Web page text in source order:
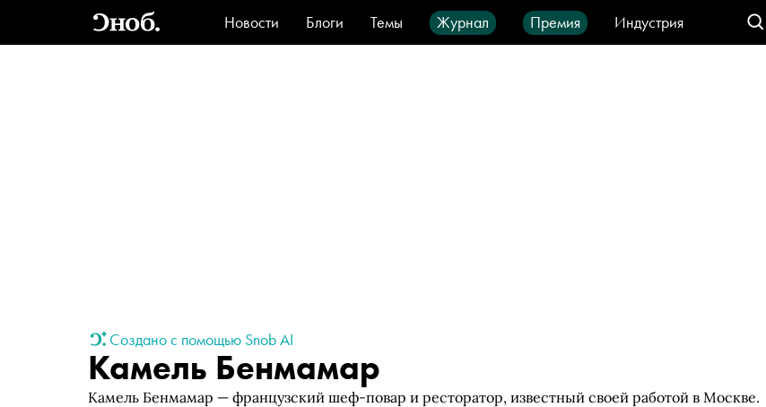
Новости Блоги Темы Журнал Премия
Индустрия
Стиль
Видео Город IT-продукты
Создано с помощью Snob AI
Камель Бенмамар
Камель Бенмамар — французский шеф-повар и ресторатор, известный своей работой в Москве.